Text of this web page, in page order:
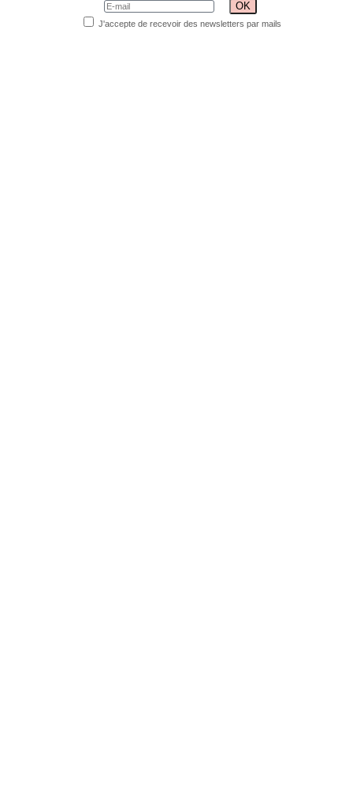
J'accepte de recevoir des newsletters par mails